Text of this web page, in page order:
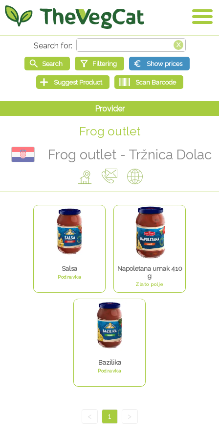
Frog outlet
Frog outlet - Tržnica Dolac
Salsa
Podravka
Napoletana umak 410
g
Zlato polje
Bazilika
Podravka
< 1 >